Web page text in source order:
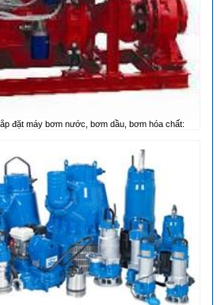
đặt máy bơm nước, bơm dầu, bơm hóa chất: